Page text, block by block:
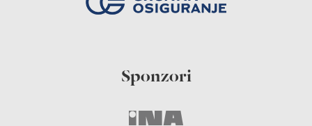
Sponzori